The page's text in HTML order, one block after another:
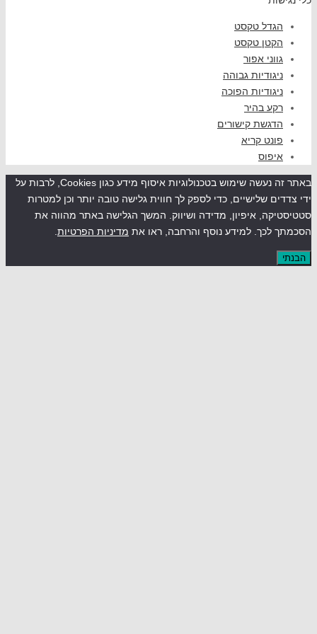
טקסט
טקסט
אפור
גבוהה
הפוכה
בהיר
קישורים
קריא
באתר זה נעשה שימוש בטכנולוגיות איסוף מידע כגון Cookies, לרבות על
שלישיים, כדי לספק לך חווית גלישה טובה יותר וכן למטרות
איפיון, מדידה ושיווק. המשך הגלישה באתר מהווה את
לכך. למידע נוסף והרחבה, ראו את מדיניות הפרטיות.